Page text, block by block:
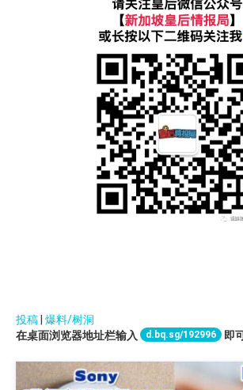
投稿 爆料/树洞
在桌面浏览器地址栏输入
d.bq.sg/192996 即